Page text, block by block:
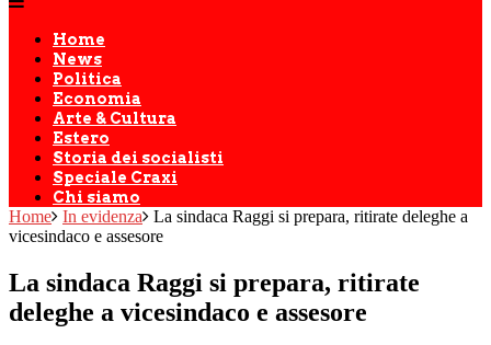
Home
News
Politica
Economia
Arte & Cultura
Estero
Storia dei socialisti
Speciale Craxi
Chi siamo
Home In evidenza
La sindaca Raggi si prepara, ritirate deleghe a
vicesindaco e assesore
La sindaca Raggi si prepara, ritirate
deleghe a vicesindaco e assesore